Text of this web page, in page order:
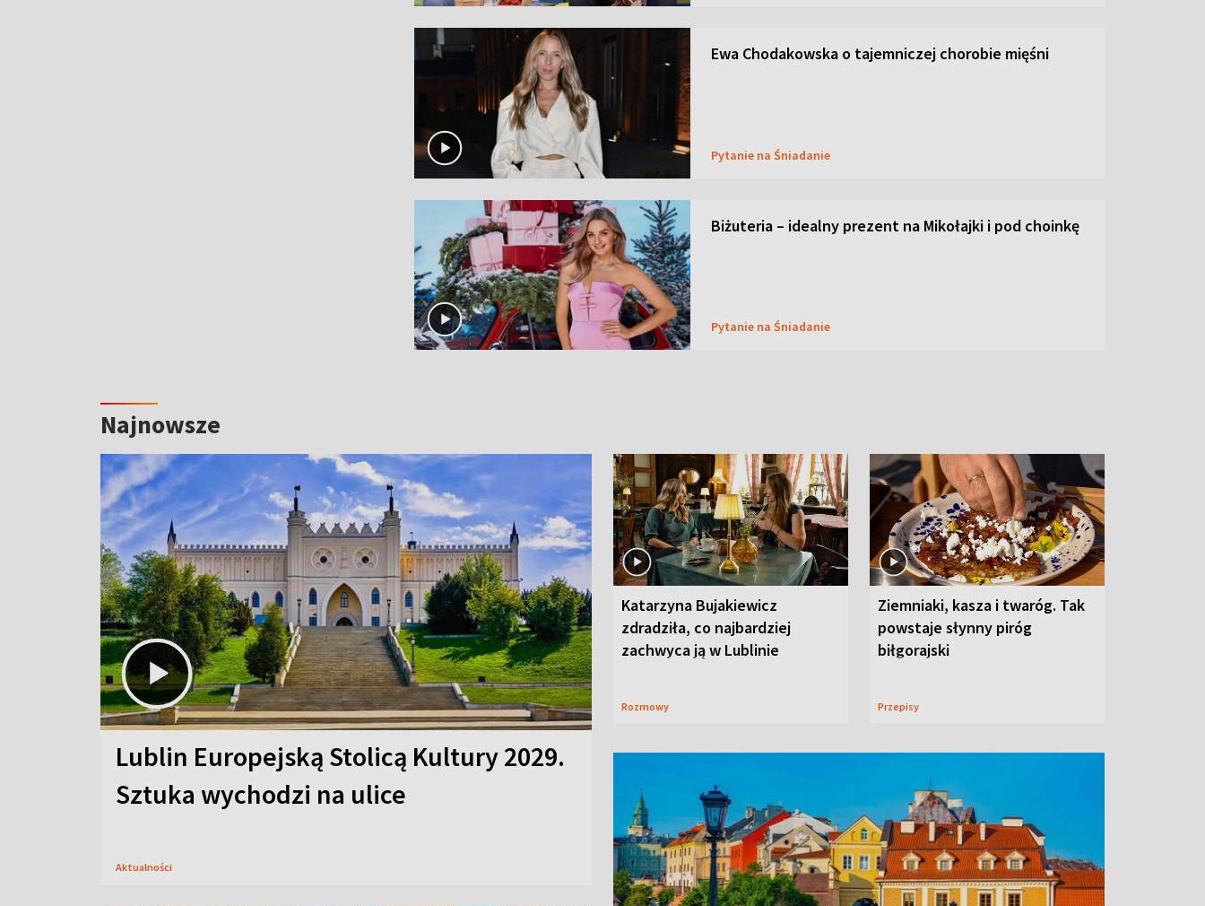
Ewa Chodakowska o tajemniczej chorobie mięśni
Pytanie na Śniadanie
Biżuteria – idealny prezent na Mikołajki i pod choinkę
Pytanie na Śniadanie
Najnowsze
Lublin Europejską Stolicą Kultury 2029.
Sztuka wychodzi na ulice
Aktualności
Katarzyna Bujakiewicz
zdradziła, co najbardziej
zachwyca ją w Lublinie
Rozmowy
Ziemniaki, kasza i twaróg. Tak
powstaje słynny piróg
biłgorajski
Przepisy